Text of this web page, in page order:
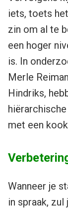
iets, toets
zin om al te
een hoger
is. In
Merle
Hindriks,
met een
Wanneer je
in spraak,